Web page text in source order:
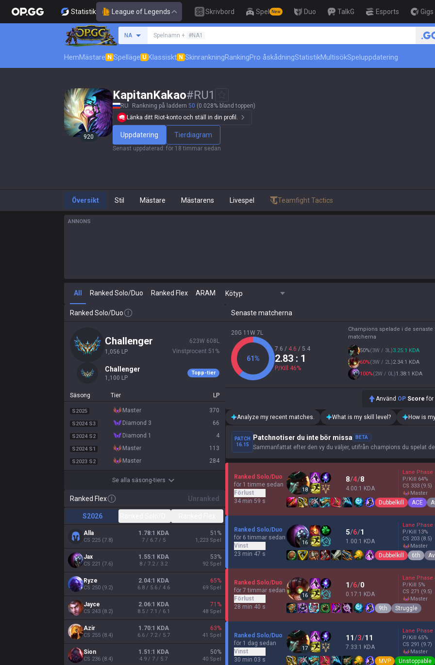
Statistik League of Legends Skrivbord Spel New Duo TalkG Esports Gigs
NA
Sök efter en summoner
Spelnamn + #NA1
HemMästare N Spelläge U Klassiskt N SkinrankningRankingPro åskådningStatistikMultisökSpeluppdatering
920
KapitanKakao#RU1
RU Rankning på laddern 50 (0.028% bland toppen)
Länka ditt Riot-konto och ställ in din profil.
Uppdatering Tierdiagram
Senast uppdaterad : för 18 timmar sedan
Översikt Stil Mästare Mästarens Livespel Teamfight Tactics
ANNONS
All Ranked Solo/Duo Ranked Flex ARAM Kötyp
Ranked Solo/Duo
challenger
1,056 LP
623W 608 L
Vinstprocent 51 %
challenger
1,100 LP
Topp-tier
Säsong Tier LP
S2025 master 370
S2024 S3 diamond 3 66
S2024 S2 diamond 1 4
S2024 S1 master 113
S2023 S2 master 284
Se alla säsong-tiers
Ranked Flex Unranked
S2026
Alla
CS 225 (7.8)
1.78:1 KDA
7 / 6.7 / 5
51 %
1,223 Spel
Jax
CS 221 (7.6)
1.55:1 KDA
8 / 7.2 / 3.2
53%
92 Spel
Ryze
CS 250 (9.2)
2.04:1 KDA
6.8 / 5.6 / 4.6
65%
69 Spel
Jayce
CS 243 (8.2)
2.06:1 KDA
8.5 / 7.1 / 6.1
71 %
48 Spel
Azir
CS 255 (8.4)
1.70:1 KDA
6.6 / 7.2 / 5.7
63%
41 Spel
Sion
CS 236 (8.4)
1.51:1 KDA
4.9 / 7 / 5.7
50%
40 Spel
Senaste matcherna
20G 11W 7L
61%
7.6 / 4.6 / 5.4
2.83 : 1
P/Kill 46%
Champions spelade i de senaste
matcherna
50%(3W / 3L)3.25:1 KDA
60%(3W / 2L)2.34:1 KDA
100%(2W / 0L)1.38:1 KDA
Använd OP Score för
Analyze my recent matches. What is my skill level? How is
PATCH
16.15
Patchnotiser du inte bör missa BETA
Sammanfattat efter den vy du väljer, utifrån champions du spelat
Ranked Solo/Duo
för 1 timme sedan
Förlust
34 min 59 s
18
8/4/8
4.00:1 KDA
Lane Phase
P/Kill 64%
CS 333 (9.5)
master
Dubbelkill ACE
Ranked Solo/Duo
för 6 timmar sedan
Vinst
23 min 47 s
16
5/6/1
1.00:1 KDA
Lane Phase
P/Kill 13%
CS 203 (8.5)
master
Dubbelkill 6th
Ranked Solo/Duo
för 7 timmar sedan
Förlust
28 min 40 s
16
1/6/0
0.17:1 KDA
Lane Phase
P/Kill 5%
CS 271 (9.5)
master
9th Struggle
Ranked Solo/Duo
för 1 dag sedan
Vinst
30 min 03 s
17
11/3/11
7.33:1 KDA
Lane Phase
P/Kill 65%
CS 291 (9.7)
master
MVP Unstoppable